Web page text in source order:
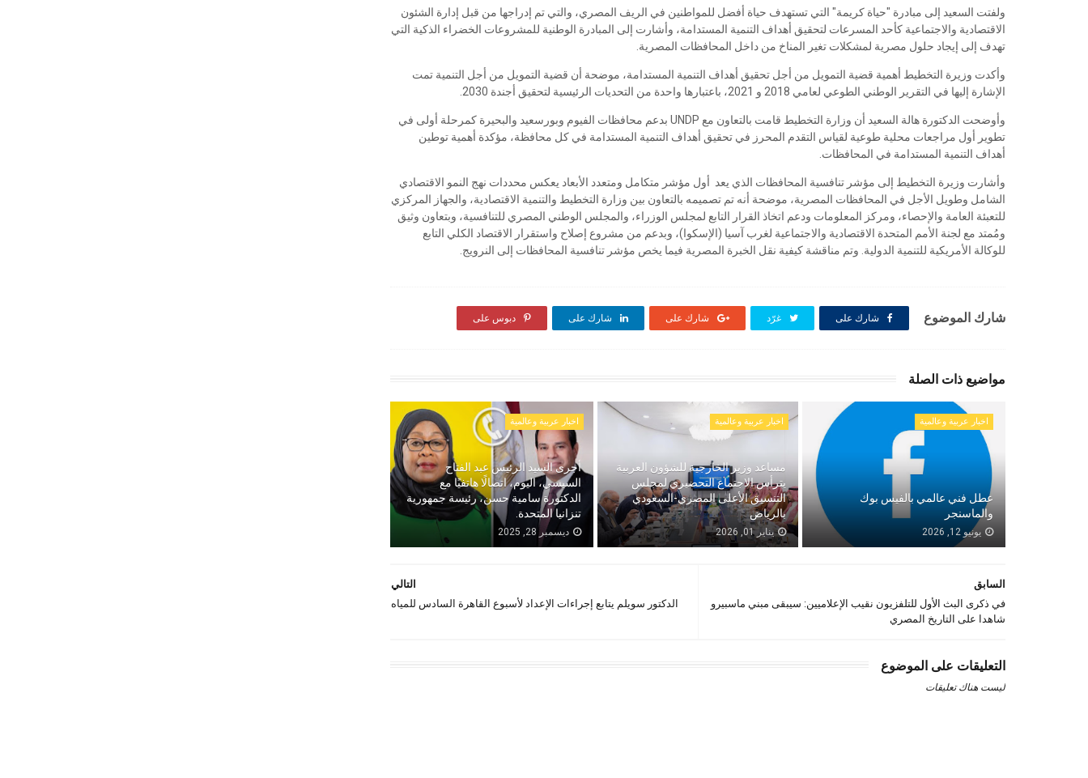
ولفتت السعيد إلى مبادرة "حياة كريمة" التي تستهدف حياة أفضل للمواطنين في الريف المصري، والتي تم إدراجها من قبل إدارة الشئون
الاقتصادية والاجتماعية كأحد المسرعات لتحقيق أهداف التنمية المستدامة، وأشارت إلى المبادرة الوطنية للمشروعات الخضراء الذكية التي
تهدف إلى إيجاد حلول مصرية لمشكلات تغير المناخ من داخل المحافظات المصرية.
وأكدت وزيرة التخطيط أهمية قضية التمويل من أجل تحقيق أهداف التنمية المستدامة، موضحة أن قضية التمويل من أجل التنمية تمت
الإشارة إليها في التقرير الوطني الطوعي لعامي 2018 و 2021، باعتبارها واحدة من التحديات الرئيسية لتحقيق أجندة 2030.
وأوضحت الدكتورة هالة السعيد أن وزارة التخطيط قامت بالتعاون مع UNDP بدعم محافظات الفيوم وبورسعيد والبحيرة كمرحلة أولى في
تطوير أول مراجعات محلية طوعية لقياس التقدم المحرز في تحقيق أهداف التنمية المستدامة في كل محافظة، مؤكدة أهمية توطين
أهداف التنمية المستدامة في المحافظات.
وأشارت وزيرة التخطيط إلى مؤشر تنافسية المحافظات الذي يعد أول مؤشر متكامل ومتعدد الأبعاد يعكس محددات نهج النمو الاقتصادي
الشامل وطويل الأجل في المحافظات المصرية، موضحة أنه تم تصميمه بالتعاون بين وزارة التخطيط والتنمية الاقتصادية، والجهاز المركزي
للتعبئة العامة والإحصاء، ومركز المعلومات ودعم اتخاذ القرار التابع لمجلس الوزراء، والمجلس الوطني المصري للتنافسية، وبتعاون وثيق
ومُمتد مع لجنة الأمم المتحدة الاقتصادية والاجتماعية لغرب آسيا (الإسكوا)، وبدعم من مشروع إصلاح واستقرار الاقتصاد الكلي التابع
للوكالة الأمريكية للتنمية الدولية. وتم مناقشة كيفية نقل الخبرة المصرية فيما يخص مؤشر تنافسية المحافظات إلى النرويج.
شارك الموضوع شارك على غرّد شارك على شارك على دبوس على
مواضيع ذات الصلة
اخبار عربية وعالمية
عطل فني عالمي بالفيس بوك
والماسنجر
يونيو 12, 2026
اخبار عربية وعالمية
مساعد وزير الخارجية للشؤون العربية
يترأس الاجتماع التحضيري لمجلس
التنسيق الأعلى المصري-السعودي
بالرياض
يناير 01, 2026
اخبار عربية وعالمية
أجرى السيد الرئيس عبد الفتاح
السيسي، اليوم، اتصالًا هاتفيًا مع
الدكتورة سامية حسن، رئيسة جمهورية
تنزانيا المتحدة.
ديسمبر 28, 2025
التالي
الدكتور سويلم يتابع إجراءات الإعداد لأسبوع القاهرة السادس للمياه
السابق
في ذكرى البث الأول للتلفزيون نقيب الإعلاميين: سيبقى مبني ماسبيرو
شاهدا على التاريخ المصري
التعليقات على الموضوع
ليست هناك تعليقات